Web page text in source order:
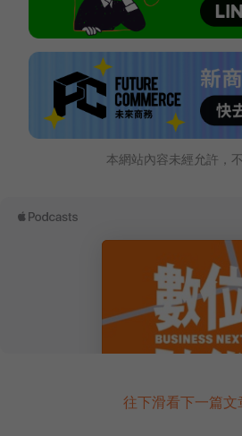
本網站內容未經允許，不
往下滑看下一篇文